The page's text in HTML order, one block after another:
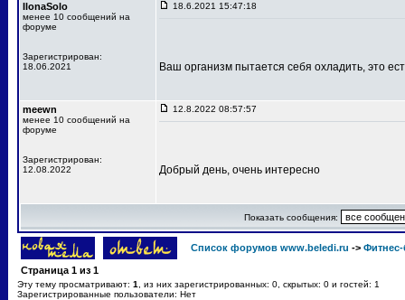
IlonaSolo
менее 10 сообщений на
форуме
Зарегистрирован:
18.06.2021
18.6.2021 15:47:18
Ваш организм пытается себя охладить, это
meewn
менее 10 сообщений на
форуме
Зарегистрирован:
12.08.2022
12.8.2022 08:57:57
Добрый день, очень интересно
Показать сообщения:
Список форумов www.beledi.ru ->
Страница 1 из 1
Эту тему просматривают: 1
, из них зарегистрированных: 0, скрытых: 0 и гостей: 1
Зарегистрированные пользователи: Нет